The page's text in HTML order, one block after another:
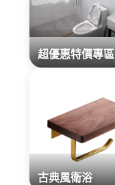
超優惠特價專區
古典風衛浴